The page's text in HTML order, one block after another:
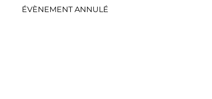
ÉVÈNEMENT ANNULÉ